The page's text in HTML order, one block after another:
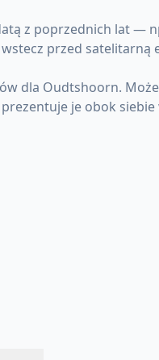
z poprzednich lat —
przed
dla Oudtshoorn.
je obok